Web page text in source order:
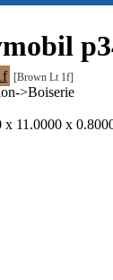
[Brown Lt 1f]
>Boiserie
x 11.0000 x